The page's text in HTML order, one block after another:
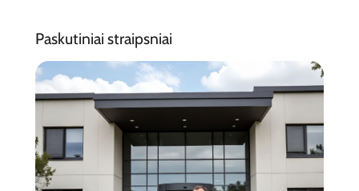
Paskutiniai straipsniai